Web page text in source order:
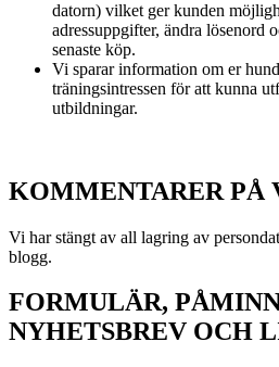
datorn) vilket ger kunden
adressuppgifter, ändra lösenord
senaste köp.
Vi sparar information om er
träningsintressen för att kunna
utbildningar.
KOMMENTARER PÅ
Vi har stängt av all lagring av
blogg.
FORMULÄR,
NYHETSBREV OCH